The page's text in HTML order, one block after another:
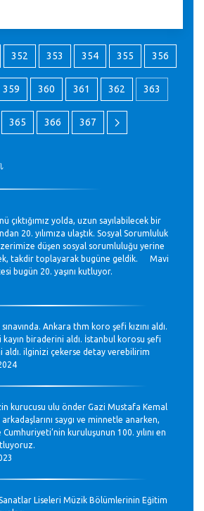
çıktığımız yolda, uzun sayılabilecek bir
20. yılımıza ulaştık. Sosyal Sorumluluk
düşen sosyal sorumluluğu yerine
takdir toplayarak bugüne geldik. Mavi
bugün 20. yaşını kutluyor.
Ankara thm koro şefi kızını aldı.
biraderini aldı. İstanbul korosu şefi
aldı. ilginizi çekerse detay verebilirim
kurucusu ulu önder Gazi Mustafa Kemal
saygı ve minnetle anarken,
kuruluşunun 100. yılını en
Liseleri Müzik Bölümlerinin Eğitim
352 353 354 355 356
359 360 361 362 363
365 366 367